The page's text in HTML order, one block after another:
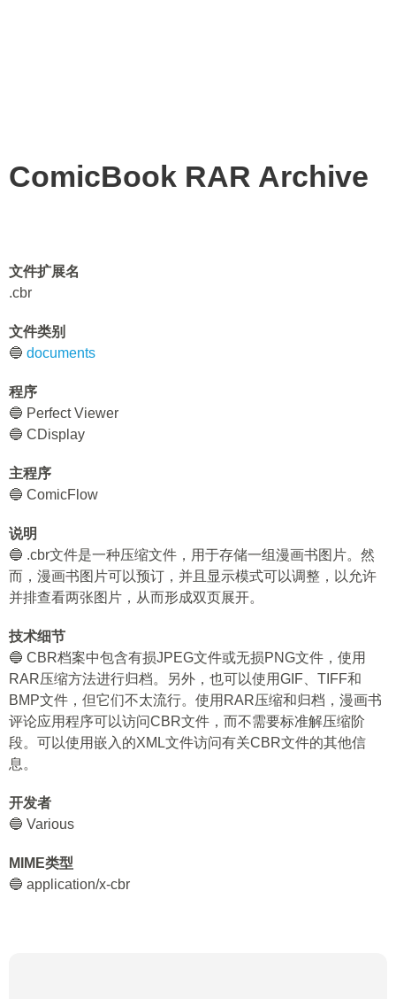
ComicBook RAR Archive
文件扩展名
.cbr
文件类别
🔵 documents
程序
🔵 Perfect Viewer
🔵 CDisplay
主程序
🔵 ComicFlow
说明
🔵 .cbr文件是一种压缩文件，用于存储一组漫画书图片。然
而，漫画书图片可以预订，并且显示模式可以调整，以允许
并排查看两张图片，从而形成双页展开。
技术细节
🔵 CBR档案中包含有损JPEG文件或无损PNG文件，使用
RAR压缩方法进行归档。另外，也可以使用GIF、TIFF和
BMP文件，但它们不太流行。使用RAR压缩和归档，漫画书
评论应用程序可以访问CBR文件，而不需要标准解压缩阶
段。可以使用嵌入的XML文件访问有关CBR文件的其他信
息。
开发者
🔵 Various
MIME类型
🔵 application/x-cbr